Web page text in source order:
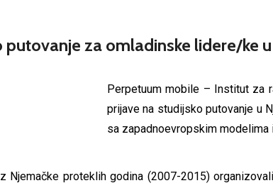
putovanje za omladinske lidere/ke
Perpetuum mobile – Institut za
prijave na studijsko putovanje u
sa zapadnoevropskim modelima
Njemačke proteklih godina (2007-2015)